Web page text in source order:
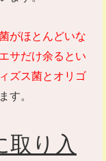
がほとんどいな
サだけ余るとい
ズス菌とオリゴ
す。
取り入